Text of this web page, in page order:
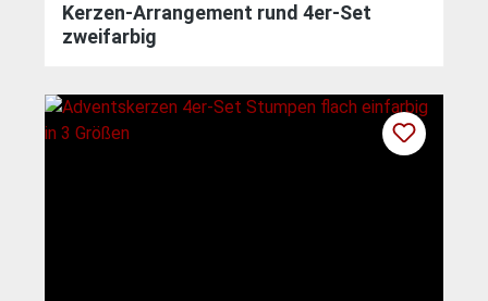
Kerzen-Arrangement rund 4er-Set
zweifarbig